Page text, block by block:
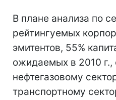
В плане анализа по
рейтингуемых
эмитентов, 55%
ожидаемых в 2010 г.,
нефтегазовому
транспортному